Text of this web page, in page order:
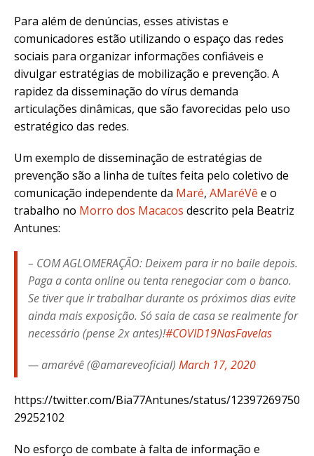
Para além de denúncias, esses ativistas e
comunicadores estão utilizando o espaço das redes
sociais para organizar informações confiáveis e
divulgar estratégias de mobilização e prevenção. A
rapidez da disseminação do vírus demanda
articulações dinâmicas, que são favorecidas pelo uso
estratégico das redes.
Um exemplo de disseminação de estratégias de
prevenção são a linha de tuítes feita pelo coletivo de
comunicação independente da Maré, AMaréVê e o
trabalho no Morro dos Macacos descrito pela Beatriz
Antunes:
– COM AGLOMERAÇÃO: Deixem para ir no baile depois.
Paga a conta online ou tenta renegociar com o banco.
Se tiver que ir trabalhar durante os próximos dias evite
ainda mais exposição. Só saia de casa se realmente for
necessário (pense 2x antes)!#COVID19NasFavelas
— amarévê (@amareveoficial) March 17, 2020
https://twitter.com/Bia77Antunes/status/12397269750
29252102
No esforço de combate à falta de informação e